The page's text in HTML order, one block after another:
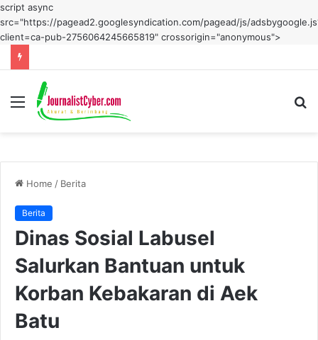
script async
src="https://pagead2.googlesyndication.com/pagead/js/
client=ca-pub-2756064245665819" crossorigin="anonymous">
Menu
Home / Berita
Berita
Dinas Sosial Labusel
Salurkan Bantuan untuk
Korban Kebakaran di Aek
Batu